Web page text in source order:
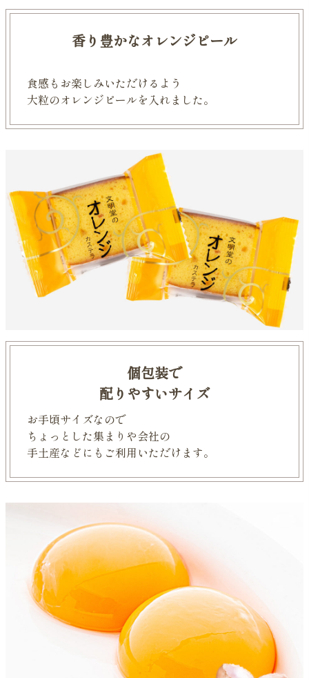
香り豊かなオレンジピール
食感もお楽しみいただけるよう
大粒のオレンジピールを入れました。
個包装で
配りやすいサイズ
お手頃サイズなので
ちょっとした集まりや会社の
手土産などにもご利用いただけます。